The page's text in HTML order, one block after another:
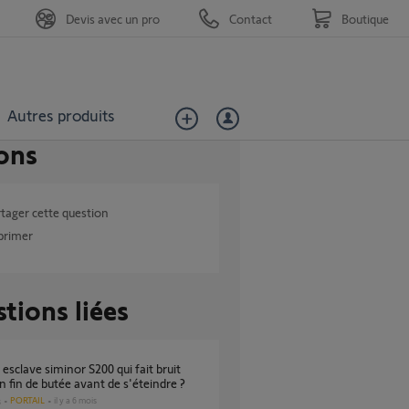
Autres produits
Devis avec un pro Contact Boutique
cette question
liées
fin de butée avant de s'éteindre ?
PORTAIL il y a 6 mois